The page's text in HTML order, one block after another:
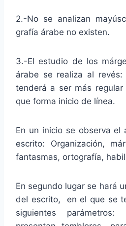
2.-No se analizan
grafía árabe no existen.
3.-El estudio de los
árabe se realiza al revés:
tenderá a ser más
que forma inicio de línea.
En un inicio se observa el
escrito: Organización,
fantasmas, ortografía,
En segundo lugar se hará
del escrito, en el que se
siguientes